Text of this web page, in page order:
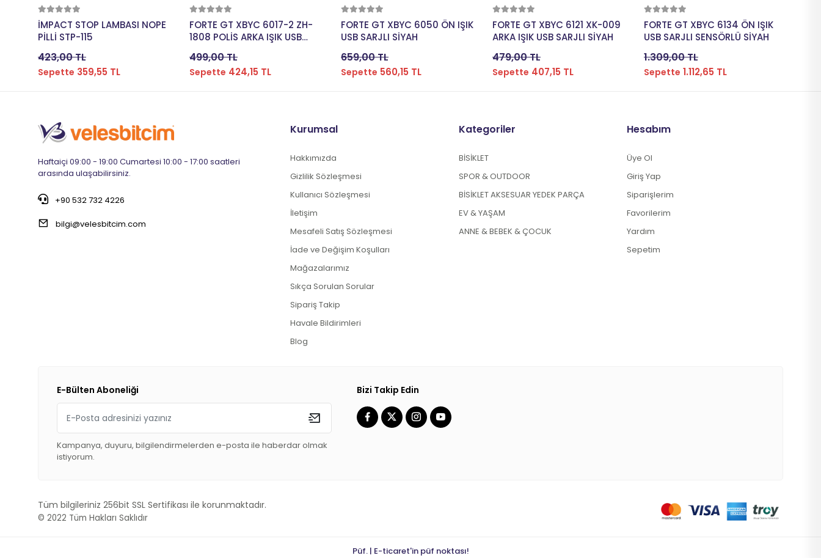
İMPACT STOP LAMBASI NOPE
PİLLİ STP-115
423,00 TL
Sepette 359,55 TL
FORTE GT XBYC 6017-2 ZH-
1808 POLİS ARKA IŞIK USB
499,00 TL
Sepette 424,15 TL
FORTE GT XBYC 6050 ÖN IŞIK
USB SARJLI SİYAH
659,00 TL
Sepette 560,15 TL
FORTE GT XBYC 6121 XK-009
ARKA IŞIK USB SARJLI SİYAH
479,00 TL
Sepette 407,15 TL
FORTE GT XBYC 6134 ÖN IŞIK
USB SARJLI SENSÖRLÜ SİYAH
1.309,00 TL
Sepette 1.112,65 TL
Haftaiçi 09:00 - 19:00 Cumartesi 10:00 - 17:00 saatleri
arasında ulaşabilirsiniz.
+90 532 732 4226
bilgi@velesbitcim.com
Kurumsal
Hakkımızda
Gizlilik Sözleşmesi
Kullanıcı Sözleşmesi
İletişim
Mesafeli Satış Sözleşmesi
İade ve Değişim Koşulları
Mağazalarımız
Sıkça Sorulan Sorular
Sipariş Takip
Havale Bildirimleri
Blog
Kategoriler
BİSİKLET
SPOR & OUTDOOR
BİSİKLET AKSESUAR YEDEK PARÇA
EV & YAŞAM
ANNE & BEBEK & ÇOCUK
Hesabım
Üye Ol
Giriş Yap
Siparişlerim
Favorilerim
Yardım
Sepetim
E-Bülten Aboneliği
Kampanya, duyuru, bilgilendirmelerden e-posta ile haberdar olmak
istiyorum.
Bizi Takip Edin
Tüm bilgileriniz 256bit SSL Sertifikası ile korunmaktadır.
© 2022 Tüm Hakları Saklıdır
Püf. | E-ticaret'in püf noktası!